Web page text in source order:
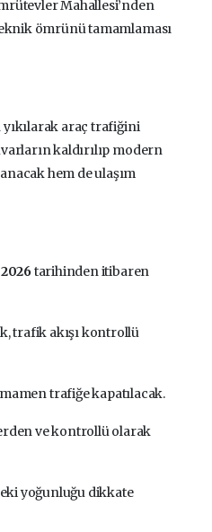
Mahallesi’nden
ömrünü tamamlaması
araç trafiğini
kaldırılıp modern
hem de ulaşım
tarihinden itibaren
trafik akışı kontrollü
trafiğe kapatılacak.
ve kontrollü olarak
yoğunluğu dikkate